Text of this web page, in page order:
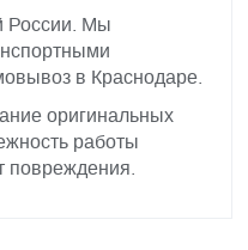
России. Мы
в Краснодаре.
оригинальных
работы
повреждения.